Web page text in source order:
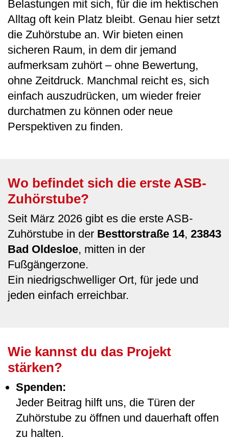
Belastungen mit sich, für die im hektischen
Alltag oft kein Platz bleibt. Genau hier setzt
die Zuhörstube an. Wir bieten einen
sicheren Raum, in dem dir jemand
aufmerksam zuhört – ohne Bewertung,
ohne Zeitdruck. Manchmal reicht es, sich
einfach auszudrücken, um wieder freier
durchatmen zu können oder neue
Perspektiven zu finden.
Wo befindet sich die erste ASB-
Zuhörstube?
Seit März 2026 gibt es die erste ASB-
Zuhörstube in der Besttorstraße 14, 23843
Bad Oldesloe, mitten in der
Fußgängerzone.
Ein niedrigschwelliger Ort, für jede und
jeden einfach erreichbar.
Wie kannst du das Projekt
stärken?
Spenden:
Jeder Beitrag hilft uns, die Türen der
Zuhörstube zu öffnen und dauerhaft offen
zu halten.